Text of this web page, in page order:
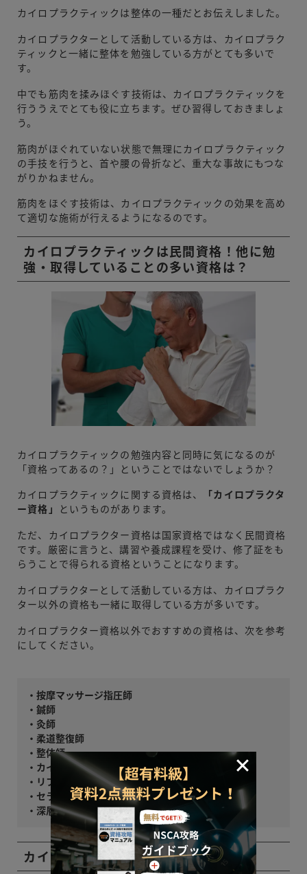
カイロプラクティックは整体の一種だとお伝えしました。
カイロプラクターとして活動している方は、カイロプラク
ティックと一緒に整体を勉強している方がとても多いで
す。
中でも筋肉を揉みほぐす技術は、カイロプラクティックを
行ううえでとても役に立ちます。ぜひ習得しておきましょ
う。
筋肉がほぐれていない状態で無理にカイロプラクティック
の手技を行うと、首や腰の骨折など、重大な事故にもつな
がりかねません。
筋肉をほぐす技術は、カイロプラクティックの効果を高め
て適切な施術が行えるようになるのです。
カイロプラクティックは民間資格！他に勉
強・取得していることの多い資格は？
カイロプラクティックの勉強内容と同時に気になるのが
「資格ってあるの？」ということではないでしょうか？
カイロプラクティックに関する資格は、
「カイロプラクタ
ー資格」
というものがあります。
ただ、カイロプラクター資格は国家資格ではなく民間資格
です。厳密に言うと、講習や養成課程を受け、修了証をも
らうことで得られる資格ということになります。
カイロプラクターとして活動している方は、カイロプラク
ター以外の資格も一緒に取得している方が多いです。
カイロプラクター資格以外でおすすめの資格は、次を参考
にしてください。
・按摩マッサージ指圧師
・鍼師
・灸師
・柔道整復師
・整体師
・カイロプラクター
・リフレクソロジスト
・セラピスト
・深層筋アプローチセラピスト
カイロプラクティックの勉強法